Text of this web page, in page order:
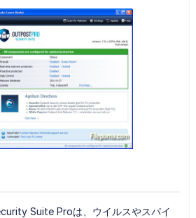
Suite Proは、ウイルスやスパイ